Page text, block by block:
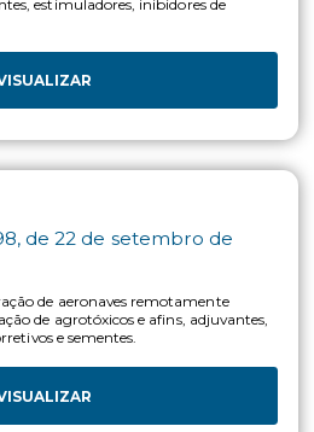
MAPA Nº 1.136, de 25 de
reprocessamento de produtos
nº 14.785, de 27 de dezembro de
no art. 38.
VISUALIZAR